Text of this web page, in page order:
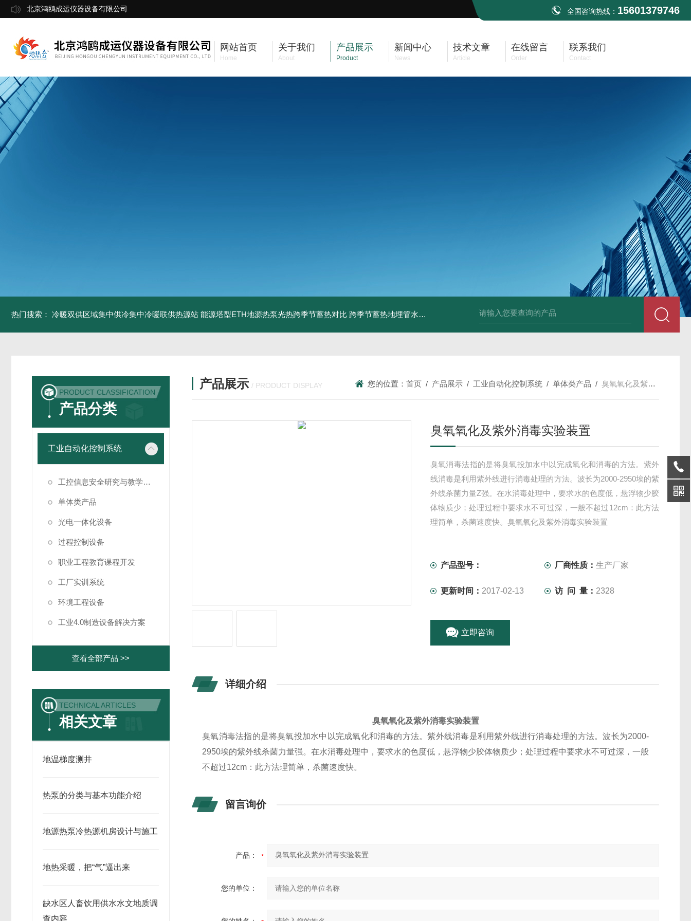
北京鸿鸥成运仪器设备有限公司 全国咨询热线： 15601379746
网站首页
Home
关于我们
About
产品展示
Product
新闻中心
News
技术文章
Article
在线留言
Order
联系我们
Contact
热门搜索： 冷暖双供区域集中供冷集中冷暖联供热源站 能源塔型ETH地源热泵光热跨季节蓄热对比 跨季节蓄热地埋管水池湖面储热技术研究对比 中深浅层地源热泵空调系统运行故障诊断修复 冷暖双
PRODUCT CLASSIFICATION
产品分类
工业自动化控制系统
工控信息安全研究与教学仿真系统
单体类产品
光电一体化设备
过程控制设备
职业工程教育课程开发
工厂实训系统
环境工程设备
工业4.0制造设备解决方案
查看全部产品 >>
TECHNICAL ARTICLES
相关文章
地温梯度测井
热泵的分类与基本功能介绍
地源热泵冷热源机房设计与施工
地热采暖，把“气”逼出来
缺水区人畜饮用供水水文地质调
查内容
产品展示 / PRODUCT DISPLAY 您的位置：首页 / 产品展示 / 工业自动化控制系统 /单体类产品 /臭氧氧化及紫外消毒实验装置
臭氧氧化及紫外消毒实验装置
臭氧消毒法指的是将臭氧投加水中以完成氧化和消毒的方法。紫外
线消毒是利用紫外线进行消毒处理的方法。波长为2000-2950埃的紫
外线杀菌力量Z强。在水消毒处理中，要求水的色度低，悬浮物少胶
体物质少；处理过程中要求水不可过深，一般不超过12cm：此方法
理简单，杀菌速度快。臭氧氧化及紫外消毒实验装置
产品型号： 厂商性质：生产厂家
更新时间： 2017-02-13 访 问 量： 2328
立即咨询
详细介绍
臭氧氧化及紫外消毒实验装置
臭氧消毒法指的是将臭氧投加水中以完成氧化和消毒的方法。紫外线消毒是利用紫外线进行消毒处理的方法。波长为2000-
2950埃的紫外线杀菌力量强。在水消毒处理中，要求水的色度低，悬浮物少胶体物质少；处理过程中要求水不可过深，一般
不超过12cm：此方法理简单，杀菌速度快。
留言询价
产品：
您的单位：